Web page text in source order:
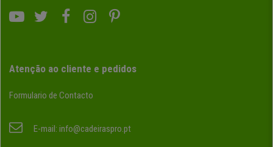
Atenção ao cliente e pedidos
Formulario de Contacto
E-mail: info@cadeiraspro.pt